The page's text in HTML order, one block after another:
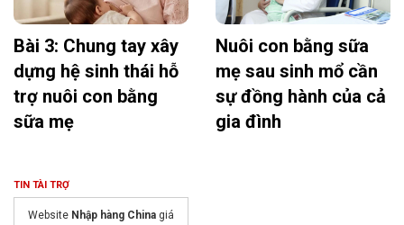
Bài 3: Chung tay xây
dựng hệ sinh thái hỗ
trợ nuôi con bằng
sữa mẹ
Nuôi con bằng sữa
mẹ sau sinh mổ cần
sự đồng hành của cả
gia đình
TIN TÀI TRỢ
Website Nhập hàng China giá